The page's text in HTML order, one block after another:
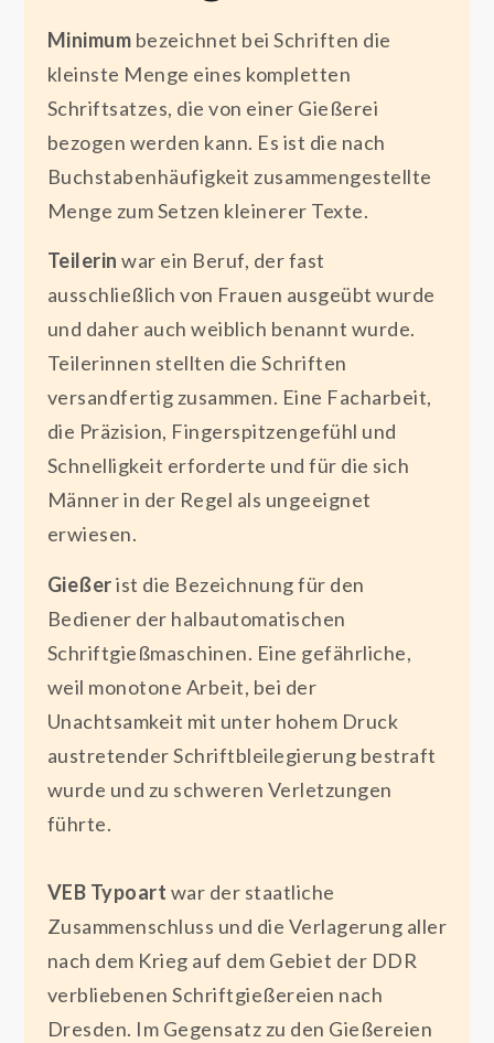
Minimum bezeichnet bei Schriften die
kleinste Menge eines kompletten
Schriftsatzes, die von einer Gießerei
bezogen werden kann. Es ist die nach
Buchstabenhäufigkeit zusammengestellte
Menge zum Setzen kleinerer Texte.
Teilerin war ein Beruf, der fast
ausschließlich von Frauen ausgeübt wurde
und daher auch weiblich benannt wurde.
Teilerinnen stellten die Schriften
versandfertig zusammen. Eine Facharbeit,
die Präzision, Fingerspitzengefühl und
Schnelligkeit erforderte und für die sich
Männer in der Regel als ungeeignet
erwiesen.
Gießerist die Bezeichnung für den
Bediener der halbautomatischen
Schriftgießmaschinen. Eine gefährliche,
weil monotone Arbeit, bei der
Unachtsamkeit mit unter hohem Druck
austretender Schriftbleilegierung bestraft
wurde und zu schweren Verletzungen
führte.
VEB Typoart war der staatliche
Zusammenschluss und die Verlagerung aller
nach dem Krieg auf dem Gebiet der DDR
verbliebenen Schriftgießereien nach
Dresden. Im Gegensatz zu den Gießereien